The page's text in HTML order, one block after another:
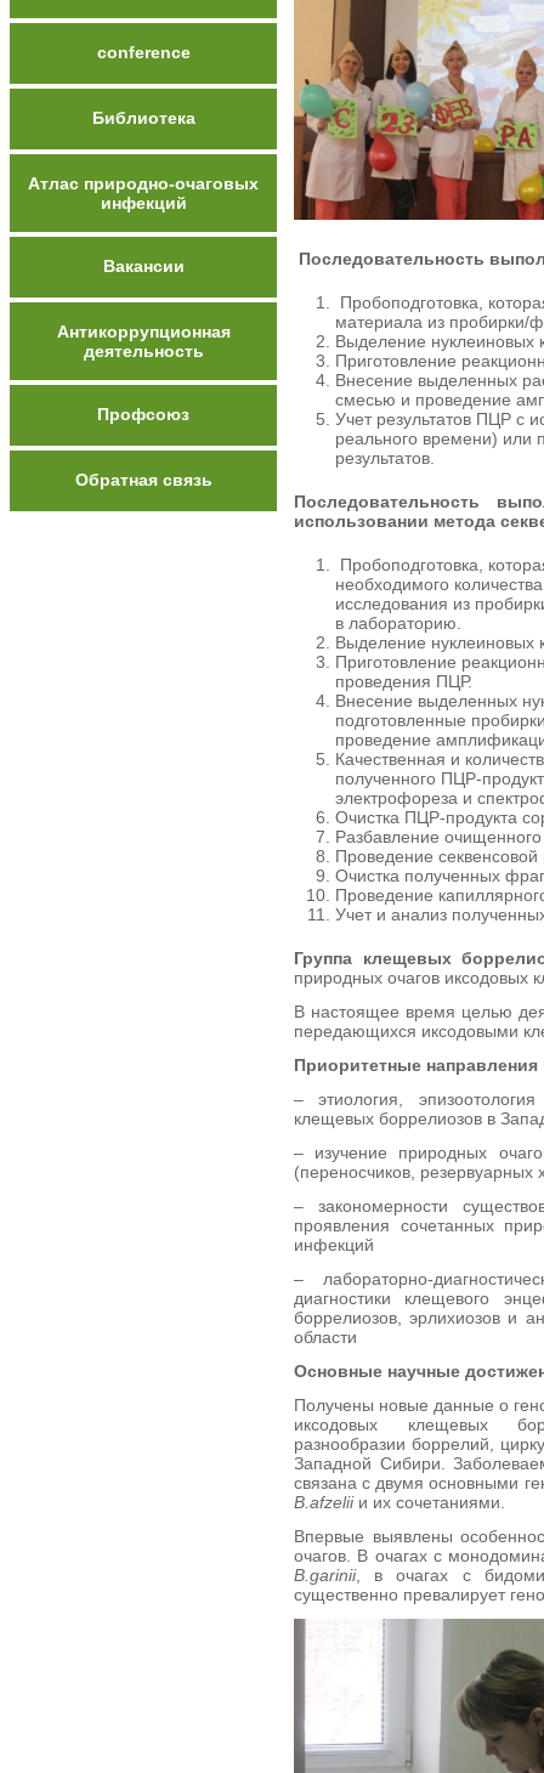
conference
Библиотека
Атлас природно-очаговых
инфекций
Вакансии
Антикоррупционная
деятельность
Профсоюз
Обратная связь
Последовательность
Пробоподготовка,
материала из пробирки/
Выделение нуклеиновых
Приготовление
Внесение выделенных
смесью и проведение
Учет результатов ПЦР с
реального времени) или
результатов.
Последовательность
использовании метода
Пробоподготовка,
необходимого
исследования из
в лабораторию.
Выделение нуклеиновых
Приготовление
проведения ПЦР.
Внесение выделенных
подготовленные
проведение
Качественная и
полученного ПЦР-
электрофореза и
Очистка ПЦР-продукта
Разбавление
Проведение секвенсовой
Очистка полученных
Проведение
Учет и анализ
Группа клещевых
природных очагов иксодовых
В настоящее время целью
передающихся иксодовыми
Приоритетные
– этиология,
клещевых боррелиозов в
– изучение природных
(переносчиков, резервуарных
– закономерности
проявления сочетанных
инфекций
– лабораторно-
диагностики клещевого
боррелиозов, эрлихиозов и
области
Основные научные
Получены новые данные о
иксодовых клещевых
разнообразии боррелий,
Западной Сибири.
связана с двумя основными
B afzeliiи их сочетаниями.
Впервые выявлены
очагов. В очагах с
B garinii, в очагах с
существенно превалирует